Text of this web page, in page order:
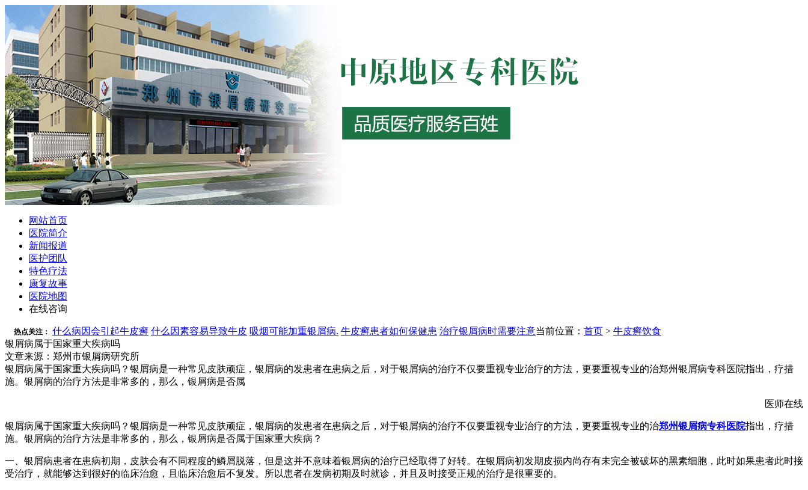
网站首页
医院简介
新闻报道
医护团队
特色疗法
康复故事
医院地图
在线咨询
热点关注： 什么病因会引起牛皮癣 什么因素容易导致牛皮 吸烟可能加重银屑病. 牛皮癣患者如何保健患 治疗银屑病时需要注意当前位置： 首页 > 牛皮癣饮食
银屑病属于国家重大疾病吗
文章来源：郑州市银屑病研究所
银屑病属于国家重大疾病吗？银屑病是一种常见皮肤顽症，银屑病的发患者在患病之后，对于银屑病的治疗不仅要重视专业治疗的方法，更要重视专业的治郑州银屑病专科医院指出，疗措
施。银屑病的治疗方法是非常多的，那么，银屑病是否属
医师在线
银屑病属于国家重大疾病吗？银屑病是一种常见皮肤顽症，银屑病的发患者在患病之后，对于银屑病的治疗不仅要重视专业治疗的方法，更要重视专业的治郑州银屑病专科医院指出，疗措
施。银屑病的治疗方法是非常多的，那么，银屑病是否属于国家重大疾病？
一、银屑病患者在患病初期，皮肤会有不同程度的鳞屑脱落，但是这并不意味着银屑病的治疗已经取得了好转。在银屑病初发期皮损内尚存有未完全被破坏的黑素细胞，此时如果患者此时接
受治疗，就能够达到很好的临床治愈，且临床治愈后不复发。所以患者在发病初期及时就诊，并且及时接受正规的治疗是很重要的。